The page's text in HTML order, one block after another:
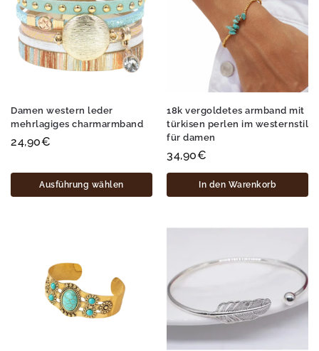
Damen western leder
mehrlagiges charmarmband
24,90€
Ausführung wählen
18k vergoldetes armband mit
türkisen perlen im westernstil
für damen
34,90€
In den Warenkorb